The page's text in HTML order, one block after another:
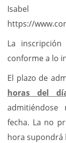
https://
La
conforme a lo
El plazo de
horas del
fecha. La no
hora supondrá